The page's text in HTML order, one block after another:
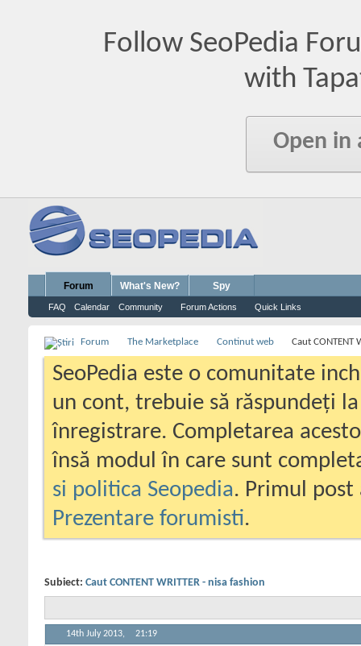
Follow SeoPedia
with
Open in
Forum
FAQ Calendar Community Forum Actions Quick Links
What's New? Spy
Forum The Marketplace Continut web Caut CONTENT
SeoPedia este o comunitate
un cont, trebuie să răspundeți
înregistrare. Completarea
însă modul în care sunt
si politica Seopedia. Primul
Prezentare forumisti.
Subiect: Caut CONTENT WRITTER - nisa fashion
14th July 2013, 21:19